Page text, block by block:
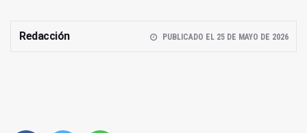
Redacción PUBLICADO EL 25 DE MAYO DE 2026